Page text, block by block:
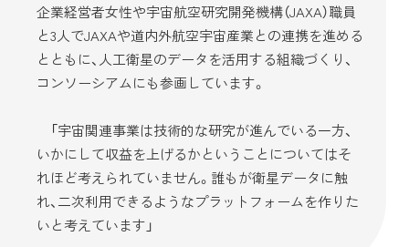
企業経営者女性や宇宙航空研究開発機構（JAXA）職員
と3人でJAXAや道内外航空宇宙産業との連携を進める
とともに、人工衛星のデータを活用する組織づくり、
コンソーシアムにも参画しています。
「宇宙関連事業は技術的な研究が進んでいる一方、
いかにして収益を上げるかということについてはそ
れほど考えられていません。誰もが衛星データに触
れ、二次利用できるようなプラットフォームを作りた
いと考えています」